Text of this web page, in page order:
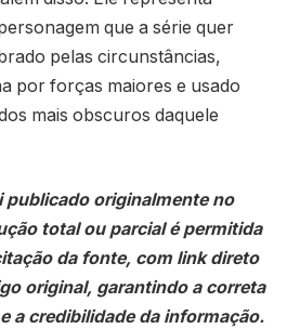
que a série quer
pelas circunstâncias,
por forças maiores e usado
mais obscuros daquele
publicado originalmente no
total ou parcial é permitida
da fonte, com link direto
original, garantindo a correta
a credibilidade da informação.